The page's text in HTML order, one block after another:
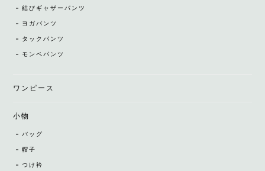
結びギャザーパンツ
ヨガパンツ
タックパンツ
モンペパンツ
ワンピース
小物
バッグ
帽子
つけ衿